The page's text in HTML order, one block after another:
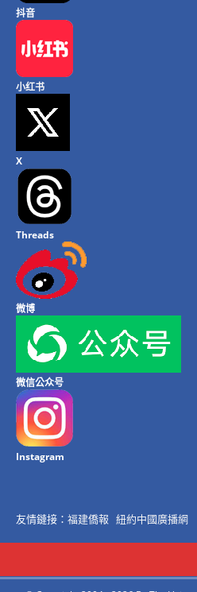
抖音
小红书
X
Threads
微博
微信公众号
Instagram
友情鏈接： 福建僑報 紐約中國廣播網